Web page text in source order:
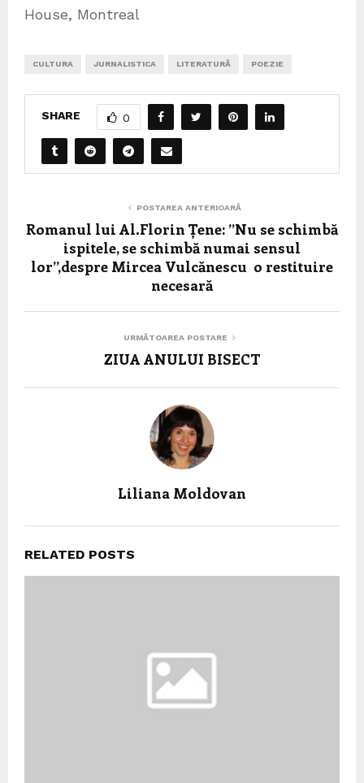
House, Montreal
CULTURA JURNALISTICA LITERATURĂ POEZIE
SHARE 0
POSTAREA ANTERIOARĂ
Romanul lui Al.Florin Țene: ”Nu se schimbă
ispitele, se schimbă numai sensul
lor”,despre Mircea Vulcănescu o restituire
necesară
URMĂTOAREA POSTARE
ZIUA ANULUI BISECT
Liliana Moldovan
RELATED POSTS